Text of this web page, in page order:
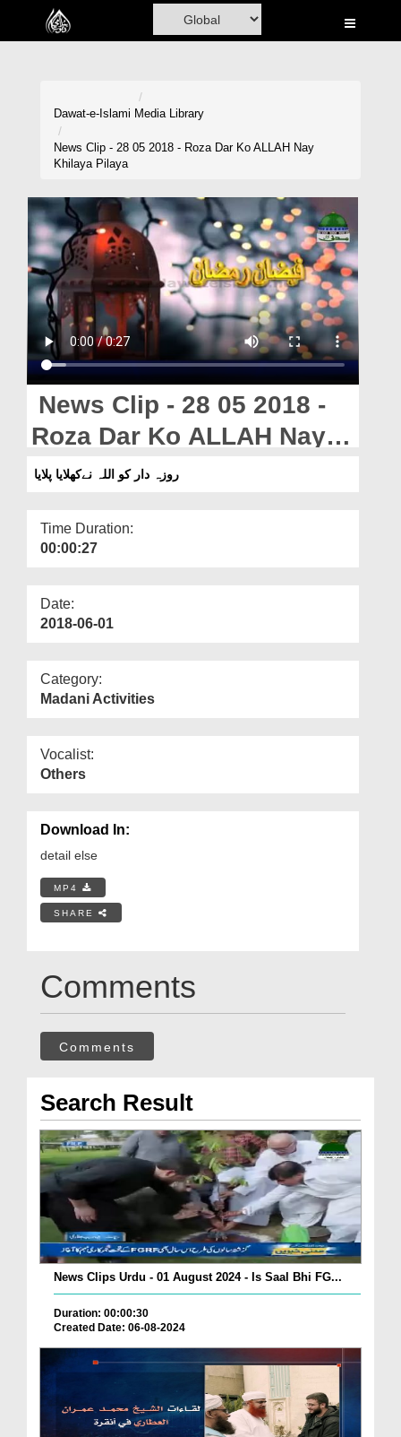
Home
Madani Channel
Volunteer Portal
Rohani Ilaj
Donation
Magazine
Departments
Our Websites
More
Dawat-e-Islami Media Library
News Clip - 28 05 2018 - Roza Dar Ko ALLAH Nay
Khilaya Pilaya
News Clip - 28 05 2018 -
Roza Dar Ko ALLAH Nay
Khilaya Pilaya
روزہ دار کو اللہ نےکھلایا پلایا
Time Duration:
00:00:27
Date:
2018-06-01
Category:
Madani Activities
Vocalist:
Others
Download In:
detail else
MP4
SHARE
Comments
Comments
Search Result
News Clips Urdu - 01 August 2024 - Is Saal Bhi FG...
Duration: 00:00:30
Created Date: 06-08-2024